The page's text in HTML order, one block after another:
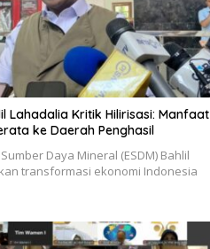
Lahadalia Kritik Hilirisasi: Manfaat
ke Daerah Penghasil
Daya Mineral (ESDM) Bahlil
transformasi ekonomi Indonesia